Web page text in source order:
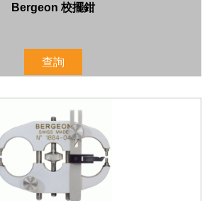
Bergeon 校擺鉗
查詢